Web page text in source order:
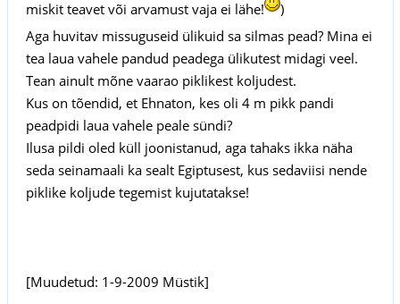
miskit teavet või arvamust vaja ei lähe!
)
Aga huvitav missuguseid ülikuid sa silmas pead? Mina ei
tea laua vahele pandud peadega ülikutest midagi veel.
Tean ainult mõne vaarao piklikest koljudest.
Kus on tõendid, et Ehnaton, kes oli 4 m pikk pandi
peadpidi laua vahele peale sündi?
Ilusa pildi oled küll joonistanud, aga tahaks ikka näha
seda seinamaali ka sealt Egiptusest, kus sedaviisi nende
piklike koljude tegemist kujutatakse!
[Muudetud: 1-9-2009 Müstik]